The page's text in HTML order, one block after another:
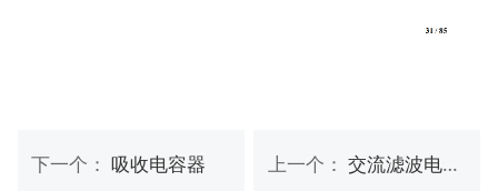
上一个： 交流滤波电容器
下一个：吸收电容器